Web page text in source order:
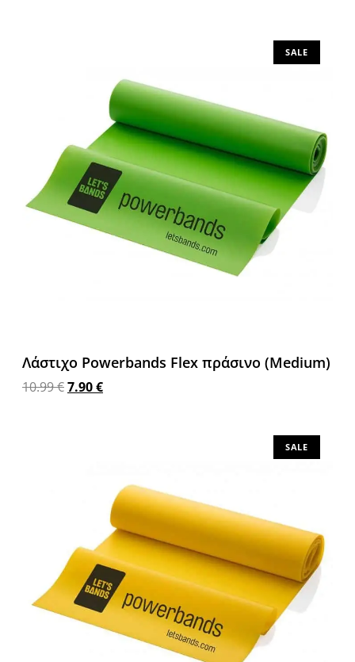
SALE
Λάστιχο Powerbands Flex πράσινο (Medium)
10.99€7.90€
SALE